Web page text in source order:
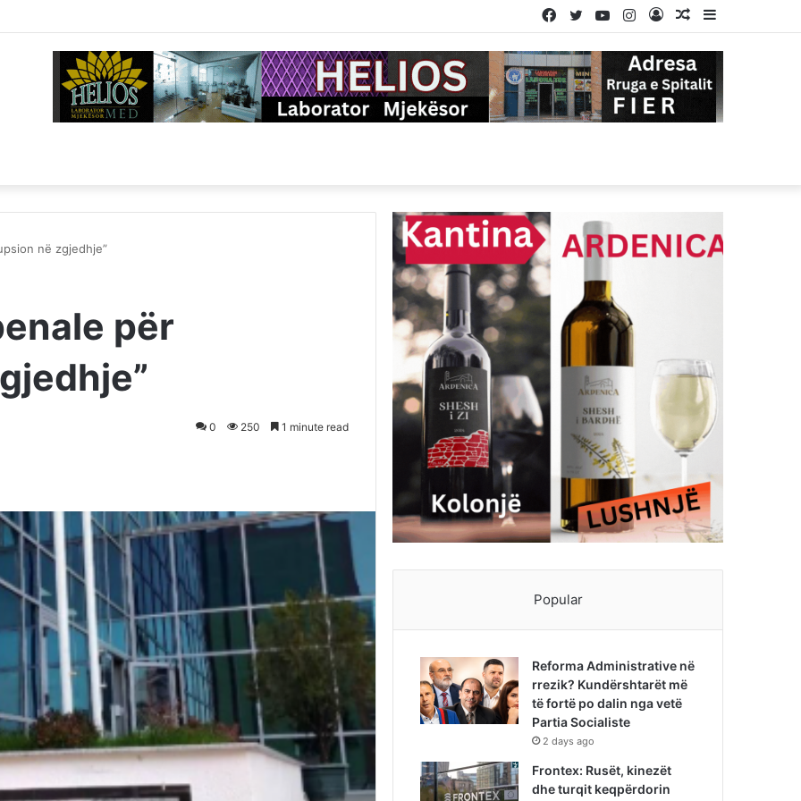
Sidebar
Random
Log
Instagram
YouTube
Twitter
Facebook
në zgjedhje”
për
0 250 1 minute read
Popular
Reforma Administrative në
rrezik? Kundërshtarët më
të fortë po dalin nga vetë
Partia Socialiste
2 days ago
Frontex: Rusët, kinezët
dhe turqit keqpërdorin